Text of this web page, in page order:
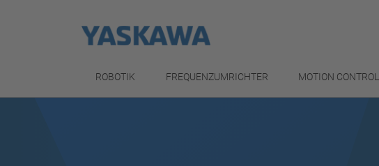
ROBOTIK FREQUENZUMRICHTER MOTION CONTROL